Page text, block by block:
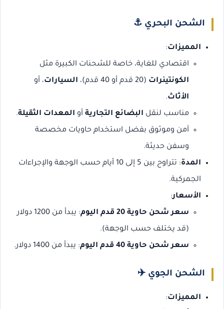
الشحن البحري ⚓
المميزات:
اقتصادي للغاية، خاصة للشحنات الكبيرة مثل
الكونتينرات (20 قدم أو 40 قدم)، السيارات، أو
الأثاث.
مناسب لنقل البضائع التجارية أو المعدات الثقيلة.
آمن وموثوق بفضل استخدام حاويات مخصصة
وسفن حديثة.
المدة
: تتراوح بين 5 إلى 10 أيام حسب الوجهة والإجراءات
الجمركية.
الأسعار:
سعر شحن حاوية 20 قدم اليوم
: يبدأ من 1200 دولار
(قد يختلف حسب الوجهة).
سعر شحن حاوية 40 قدم اليوم
: يبدأ من 1400 دولار.
الشحن الجوي ✈️
المميزات: